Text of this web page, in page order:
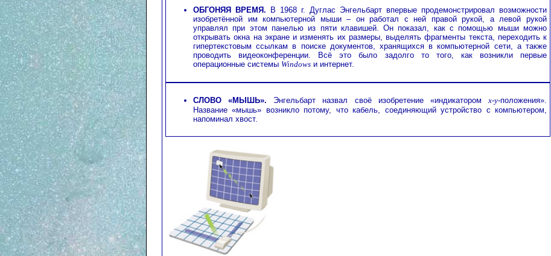
ОБГОНЯЯ ВРЕМЯ. В 1968 г. Дуглас Энгельбарт впервые продемонстрировал возможности
изобретённой им компьютерной мыши – он работал с ней правой рукой, а левой рукой
управлял при этом панелью из пяти клавишей. Он показал, как с помощью мыши можно
открывать окна на экране и изменять их размеры, выделять фрагменты текста, переходить к
гипертекстовым ссылкам в поиске документов, хранящихся в компьютерной сети, а также
проводить видеоконференции. Всё это было задолго то того, как возникли первые
операционные системы Windows и интернет.
СЛОВО «МЫШЬ». Энгельбарт назвал своё изобретение «индикаторомx-y-положения».
Название «мышь» возникло потому, что кабель, соединяющий устройство с компьютером,
напоминал хвост.